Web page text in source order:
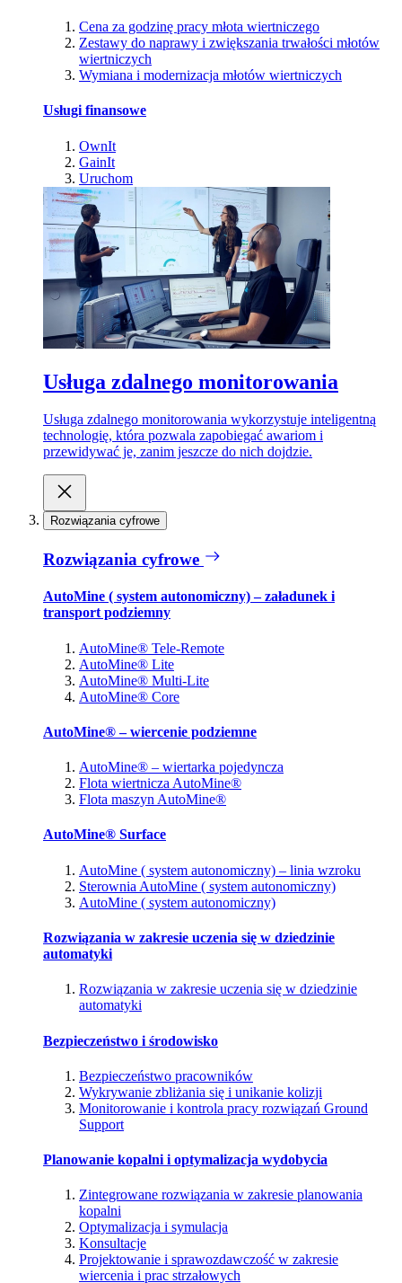
Cena za godzinę pracy młota wiertniczego
Zestawy do naprawy i zwiększania trwałości młotów
wiertniczych
Wymiana i modernizacja młotów wiertniczych
Usługi finansowe
OwnIt
GainIt
Uruchom
Usługa zdalnego monitorowania
Usługa zdalnego monitorowania wykorzystuje inteligentną
technologię, która pozwala zapobiegać awariom i
przewidywać je, zanim jeszcze do nich dojdzie.
Rozwiązania cyfrowe
Rozwiązania cyfrowe
AutoMine ( system autonomiczny) – załadunek i
transport podziemny
AutoMine® Tele-Remote
AutoMine® Lite
AutoMine® Multi-Lite
AutoMine® Core
AutoMine® – wiercenie podziemne
AutoMine® – wiertarka pojedyncza
Flota wiertnicza AutoMine®
Flota maszyn AutoMine®
AutoMine® Surface
AutoMine ( system autonomiczny) – linia wzroku
Sterownia AutoMine ( system autonomiczny)
AutoMine ( system autonomiczny)
Rozwiązania w zakresie uczenia się w dziedzinie
automatyki
Rozwiązania w zakresie uczenia się w dziedzinie
automatyki
Bezpieczeństwo i środowisko
Bezpieczeństwo pracowników
Wykrywanie zbliżania się i unikanie kolizji
Monitorowanie i kontrola pracy rozwiązań Ground
Support
Planowanie kopalni i optymalizacja wydobycia
Zintegrowane rozwiązania w zakresie planowania
kopalni
Optymalizacja i symulacja
Konsultacje
Projektowanie i sprawozdawczość w zakresie
wiercenia i prac strzałowych